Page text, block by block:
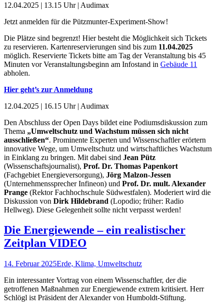
12.04.2025 | 13.15 Uhr | Audimax
Jetzt anmelden für die Pützmunter-Experiment-Show!
Die Plätze sind begrenzt! Hier besteht die Möglichkeit sich Tickets
zu reservieren. Kartenreservierungen sind bis zum 11.04.2025
möglich. Reservierte Tickets bitte am Tag der Veranstaltung bis 45
Minuten vor Veranstaltungsbeginn am Infostand in Gebäude 11
abholen.
Hier geht’s zur Anmeldung
12.04.2025 | 16.15 Uhr | Audimax
Den Abschluss der Open Days bildet eine Podiumsdiskussion zum
Thema „Umweltschutz und Wachstum müssen sich nicht
ausschließen“. Prominente Experten und Wissenschaftler erörtern
innovative Wege, um Umweltschutz und wirtschaftliches Wachstum
in Einklang zu bringen. Mit dabei sind Jean Pütz
(Wissenschaftsjournalist), Prof. Dr. Thomas Papenkort
(Fachgebiet Energieversorgung), Jörg Malzon-Jessen
(Unternehmenssprecher Infineon) und Prof. Dr. mult. Alexander
Prange (Rektor Fachhochschule Südwestfalen). Moderiert wird die
Diskussion von Dirk Hildebrand (Lopodio; früher: Radio
Hellweg). Diese Gelegenheit sollte nicht verpasst werden!
Die Energiewende – ein realistischer
Zeitplan VIDEO
14. Februar 2025Erde, Klima, Umweltschutz
Ein interessanter Vortrag von einem Wissenschaftler, der die
getroffenen Maßnahmen zur Energiewende extrem kritisiert. Herr
Schlögl ist Präsident der Alexander von Humboldt-Stiftung.